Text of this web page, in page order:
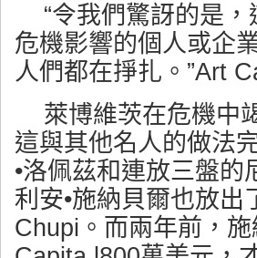
“令我們驚訝的是
危機影響的個人或企
人們都在掙扎。”Art
萊博維茨在危機中
這與其他名人的做法
•洛佩茲和連放三盤的
利安•施納貝爾也放
Chupi。而兩年前，